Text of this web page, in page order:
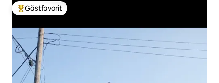
Populär gästfavorit
Gästfavorit